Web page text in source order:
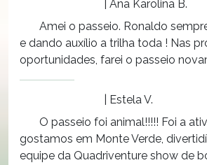
| Ana Karolina B.
Amei o passeio. Ronaldo
e dando auxílio a trilha toda ! Nas
oportunidades, farei o passeio
| Estela V.
O passeio foi animal!!!!! Foi a
gostamos em Monte Verde,
equipe da Quadriventure show de